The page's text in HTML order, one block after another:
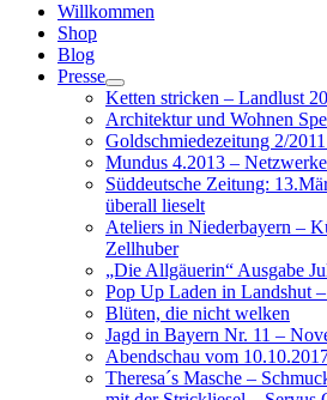
Willkommen
Shop
Blog
Presse
Ketten stricken – Landlust
Architektur und Wohnen
Goldschmiedezeitung 2/
Mundus 4.2013 –
Süddeutsche Zeitung:
überall lieselt
Ateliers in Niederbayern –
Zellhuber
„Die Allgäuerin“ Ausgabe
Pop Up Laden in Landshut
Blüten, die nicht welken
Jagd in Bayern Nr. 11 –
Abendschau vom
Theresa´s Masche –